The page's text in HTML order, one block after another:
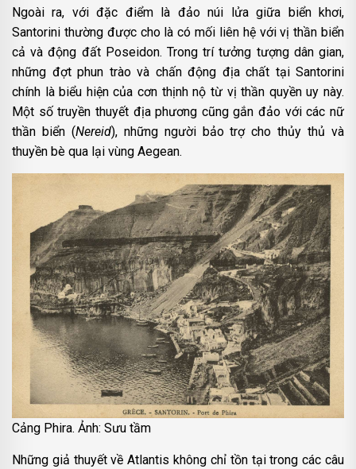
Ngoài ra, với đặc điểm là đảo núi lửa giữa biển khơi,
Santorini thường được cho là có mối liên hệ với vị thần biển
cả và động đất Poseidon. Trong trí tưởng tượng dân gian,
những đợt phun trào và chấn động địa chất tại Santorini
chính là biểu hiện của cơn thịnh nộ từ vị thần quyền uy này.
Một số truyền thuyết địa phương cũng gắn đảo với các nữ
thần biển (Nereid), những người bảo trợ cho thủy thủ và
thuyền bè qua lại vùng Aegean.
Cảng Phira. Ảnh: Sưu tầm
Những giả thuyết về Atlantis không chỉ tồn tại trong các câu